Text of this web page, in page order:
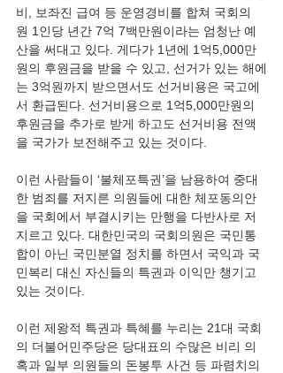
비, 보좌진 급여 등 운영경비를 합쳐 국회의
원 1인당 년간 7억 7백만원이라는 엄청난 예
산을 써대고 있다. 게다가 1년에 1억5,000만
원의 후원금을 받을 수 있고, 선거가 있는 해에
는 3억원까지 받으면서도 선거비용은 국고에
서 환급된다. 선거비용으로 1억5,000만원의
후원금을 추가로 받게 하고도 선거비용 전액
을 국가가 보전해주고 있는 것이다.
이런 사람들이 ‘불체포특권’을 남용하여 중대
한 범죄를 저지른 의원들에 대한 체포동의안
을 국회에서 부결시키는 만행을 다반사로 저
지르고 있다. 대한민국의 국회의원은 국민통
합이 아닌 국민분열 정치를 하면서 국익과 국
민복리 대신 자신들의 특권과 이익만 챙기고
있는 것이다.
이런 제왕적 특권과 특혜를 누리는 21대 국회
의 더불어민주당은 당대표의 수많은 비리 의
혹과 일부 의원들의 돈봉투 사건 등 파렴치의